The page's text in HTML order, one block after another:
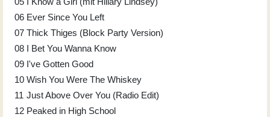
06 Ever Since You Left
07 Thick Thiges (Block Party Version)
08 I Bet You Wanna Know
09 I've Gotten Good
10 Wish You Were The Whiskey
11 Just Above Over You (Radio Edit)
12 Peaked in High School